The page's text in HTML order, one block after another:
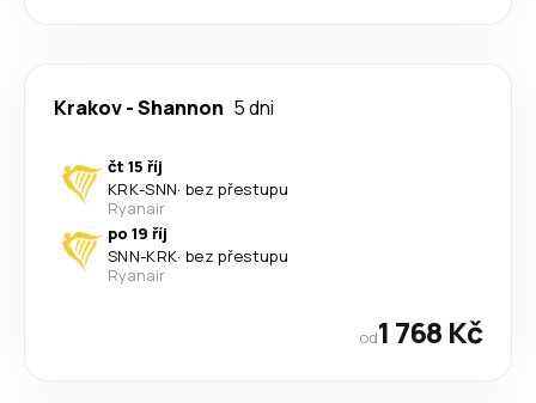
Krakov-Shannon 5 dni
čt 15 říj
KRK-SNN· bez přestupu
Ryanair
po 19 říj
SNN-KRK· bez přestupu
Ryanair
od1 768 Kč